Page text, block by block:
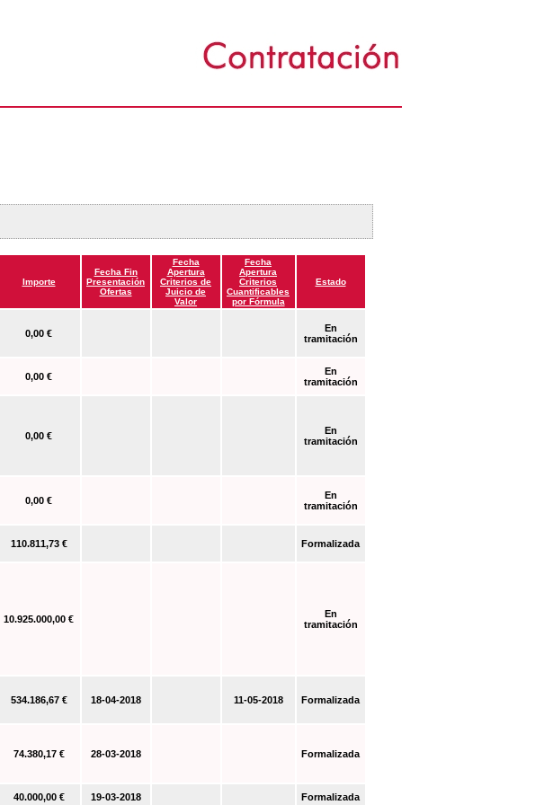
Importe
Fecha Fin
Presentación
Ofertas
Fecha
Apertura
Criterios de
Juicio de
Valor
Fecha
Apertura
Criterios
Cuantificables
por Fórmula
Estado
0,00 €
En
tramitación
0,00 €
En
tramitación
0,00 €
En
tramitación
0,00 €
En
tramitación
110.811,73 € Formalizada
10.925.000,00 €
En
tramitación
534.186,67 € 18-04-2018 11-05-2018 Formalizada
74.380,17 € 28-03-2018 Formalizada
40.000,00 € 19-03-2018 Formalizada